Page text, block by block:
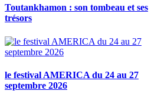
Toutankhamon : son tombeau et ses
trésors
le festival AMERICA du 24 au 27
septembre 2026